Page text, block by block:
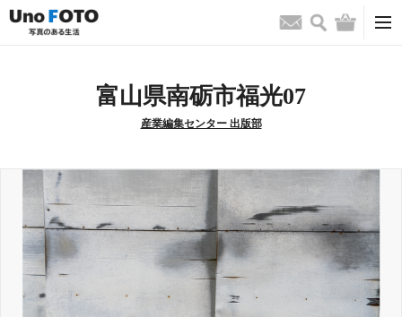
お問い合わせ
検索 バッグ
富山県南砺市福光07
産業編集センター 出版部